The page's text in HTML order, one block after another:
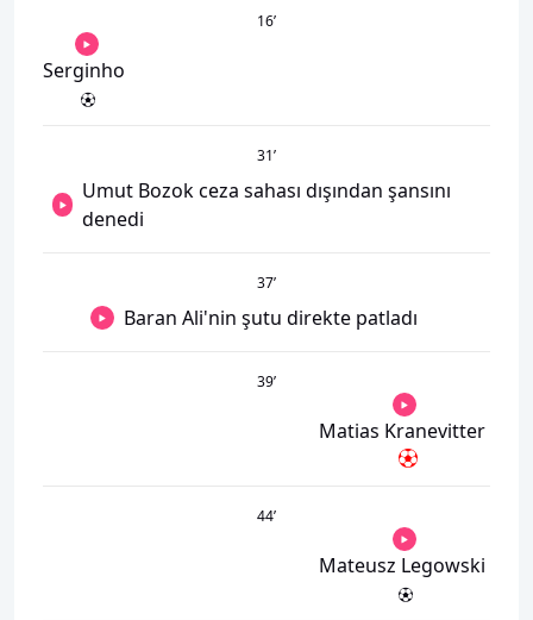
16’
Serginho
31’
Umut Bozok ceza sahası dışından şansını
denedi
37’
Baran Ali'nin şutu direkte patladı
39’
Matias Kranevitter
44’
Mateusz Legowski